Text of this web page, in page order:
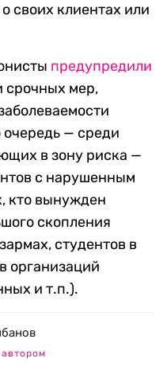
своих клиентах или
предупредили
срочных мер,
— среди
в зону риска —
с нарушенным
кто вынужден
скопления
студентов в
организаций
и т.п.).